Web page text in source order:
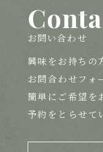
お問い合わせ
興味をお持ちの
お問合わせフォ
簡単にご希望を
予約をとらせて